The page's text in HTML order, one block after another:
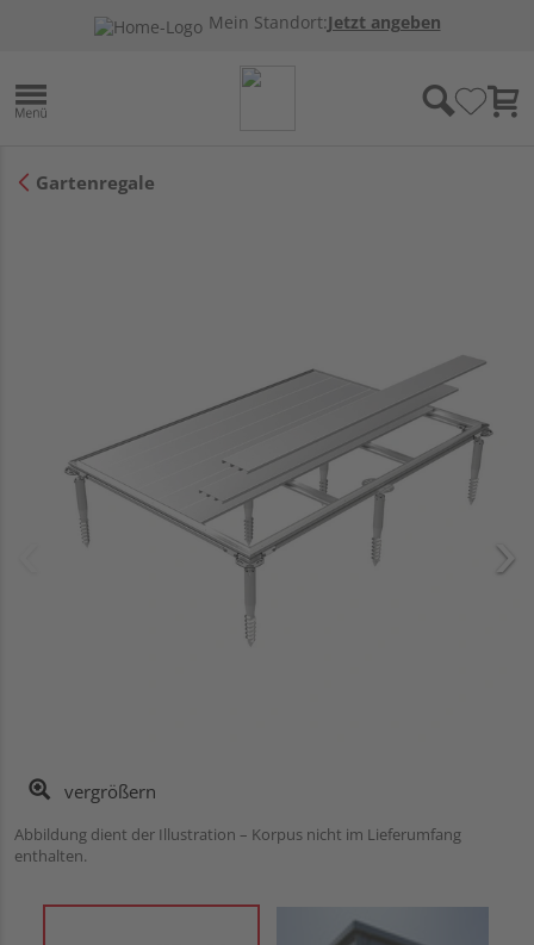
Mein Standort:Jetzt angeben
Gartenregale
vergrößern
Abbildung dient der Illustration – Korpus nicht im Lieferumfang
enthalten.